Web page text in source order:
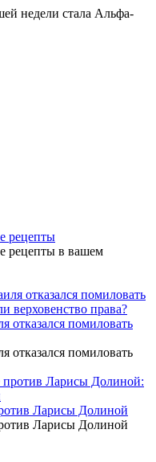
недели стала Альфа-
рецепты
рецепты в вашем
отказался помиловать
отказался помиловать
Ларисы Долиной
Ларисы Долиной